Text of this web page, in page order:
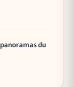
du